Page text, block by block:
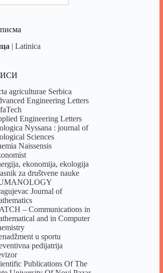
|Latinica
agriculturae Serbica
Engineering Letters
Engineering Letters
Nyssana : journal of
Sciences
Naissensis
ekonomija, ekologija
za društvene nauke
Journal of
– Communications in
and in Computer
u sportu
pedijatrija
Publications Of The